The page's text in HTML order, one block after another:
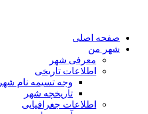
صفحه اصلی
شهر من
معرفی شهر
اطلاعات تاریخی
وجه تسیمه نام شهر
تاریخچه شهر
اطلاعات جغرافیایی